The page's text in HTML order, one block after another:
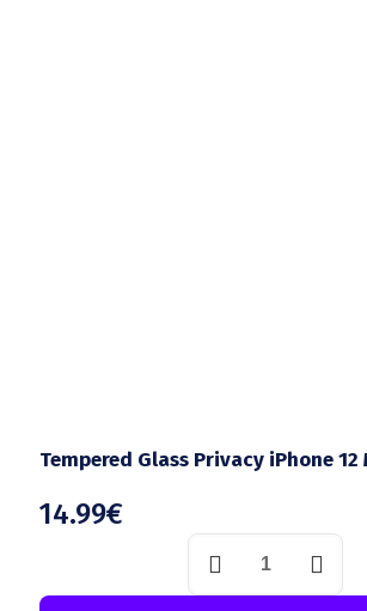
Tempered Glass Privacy iPhone 12
14.99€